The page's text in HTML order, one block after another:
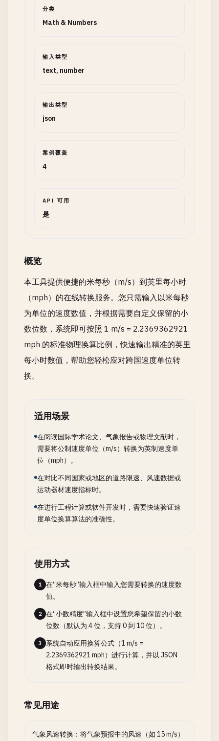
分类
Math & Numbers
输入类型
text, number
输出类型
json
案例覆盖
4
API 可用
是
概览
本工具提供便捷的米每秒（m/s）到英里每小时
（mph）的在线转换服务。您只需输入以米每秒
为单位的速度数值，并根据需要自定义保留的小
数位数，系统即可按照 1 m/s = 2.2369362921
mph 的标准物理换算比例，快速输出精准的英里
每小时数值，帮助您轻松应对跨国速度单位转
换。
适用场景
在阅读国际学术论文、气象报告或物理文献时，
需要将公制速度单位（m/s）转换为英制速度单
位（mph）。
在对比不同国家或地区的道路限速、风速数据或
运动器材速度指标时。
在进行工程计算或软件开发时，需要快速验证速
度单位换算算法的准确性。
使用方式
1
在“米每秒”输入框中输入您需要转换的速度数
值。
2
在“小数精度”输入框中设置您希望保留的小数
位数（默认为 4 位，支持 0 到 10 位）。
3
系统自动应用换算公式（1 m/s =
2.2369362921 mph）进行计算，并以 JSON
格式即时输出转换结果。
常见用途
气象风速转换：将气象预报中的风速（如 15 m/s）